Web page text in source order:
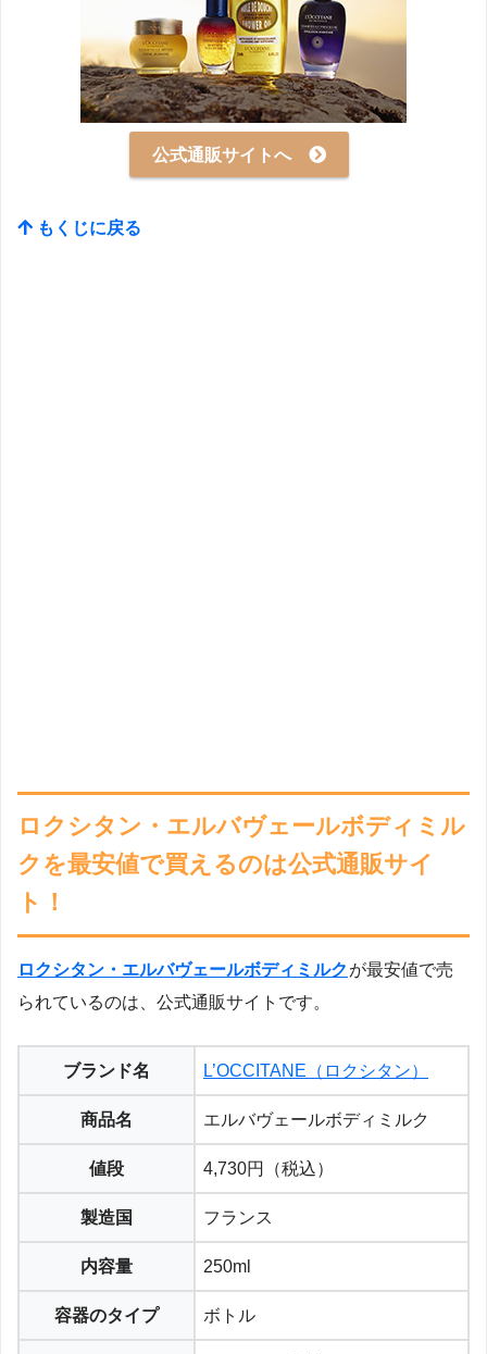
公式通販サイトへ
もくじに戻る
ロクシタン・エルバヴェールボディミル
クを最安値で買えるのは公式通販サイ
ト！
ロクシタン・エルバヴェールボディミルク が最安値で売
られているのは、公式通販サイトです。
ブランド名 L’OCCITANE（ロクシタン）
商品名 エルバヴェールボディミルク
値段 4,730円（税込）
製造国 フランス
内容量 250ml
容器のタイプ ボトル